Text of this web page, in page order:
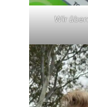
Wir